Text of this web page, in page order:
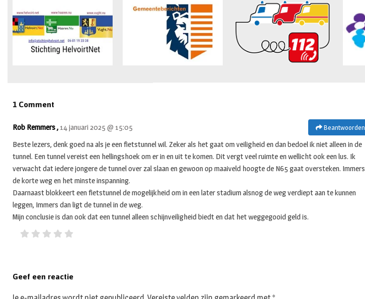
1 Comment
Beantwoorden
Rob Remmers , 14 januari 2025 @ 15:05
Beste lezers, denk goed na als je een fietstunnel wil. Zeker als het gaat om veiligheid en dan bedoel ik niet alleen in de
tunnel. Een tunnel vereist een hellingshoek om er in en uit te komen. Dit vergt veel ruimte en wellicht ook een lus. Ik
verwacht dat iedere jongere de tunnel over zal slaan en gewoon op maaiveld hoogte de N65 gaat oversteken. Immers
de korte weg en het minste inspanning.
Daarnaast blokkeert een fietstunnel de mogelijkheid om in een later stadium alsnog de weg verdiept aan te kunnen
leggen, Immers dan ligt de tunnel in de weg.
Mijn conclusie is dan ook dat een tunnel alleen schijnveiligheid biedt en dat het weggegooid geld is.
Geef een reactie